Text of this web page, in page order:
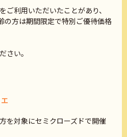
ご利用いただいたことがあり、
の方は期間限定で特別ご優待価格
さい。
を対象にセミクローズドで開催